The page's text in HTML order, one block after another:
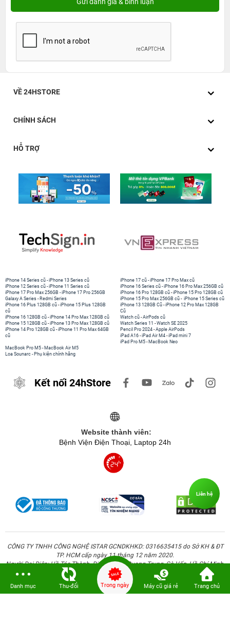
VỀ 24HSTORE
CHÍNH SÁCH
HỖ TRỢ
iPhone 14 Series cũ -iPhone 13 Series cũ
iPhone 12 Series cũ -iPhone 11 Series cũ
iPhone 17 Pro Max 256GB -iPhone 17 Pro 256GB
Galaxy A Series - Redmi Series
iPhone 17 cũ -iPhone 17 Pro Max cũ
iPhone 16 Series cũ - iPhone 16 Pro Max 256GB cũ
iPhone 16 Pro 128GB cũ -iPhone 15 Pro 128GB cũ
iPhone 15 Pro Max 256GB cũ - iPhone 15 Series cũ
iPhone 16 Plus 128GB cũ -iPhone 15 Plus 128GB
cũ
iPhone 16 128GB cũ -iPhone 14 Pro Max 128GB cũ
iPhone 15 128GB cũ -iPhone 13 Pro Max 128GB cũ
iPhone 14 Pro 128GB cũ -iPhone 11 Pro Max 64GB
cũ
iPhone 13 128GB Cũ -iPhone 12 Pro Max 128GB
Cũ
Watch cũ -AirPods cũ
Watch Series 11 -Watch SE 2025
Pencil Pro 2024 -Apple AirPods
iPad A16 -iPad Air M4 -iPad mini 7
iPad Pro M5 - MacBook Neo
MacBook Pro M5 - MacBook Air M5
Loa Sounarc - Phụ kiện chính hãng
Kết nối 24hStore
Website thành viên:
Bệnh Viện Điện Thoại, Laptop 24h
CÔNG TY TNHH CÔNG NGHỆ ISTAR GCNDKHKD: 0316635415 do Sở KH & ĐT
TP. HCM cấp ngày 11 tháng 12 năm 2020.
Người Đại Diện: Hồ Tác Thành. Địa chỉ: 389 Quang Trung, Gò Vấp, Hồ Chí Minh.
Danh mục Thu-đổi Trong ngày Máy cũ giá rẻ Trang chủ
Liên hệ